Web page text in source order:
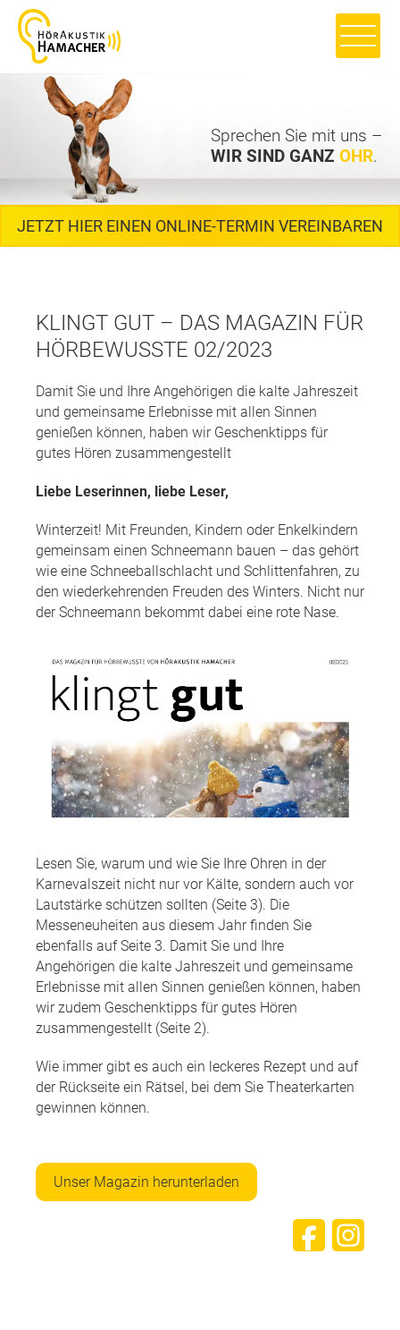
Sprechen Sie mit uns –
WIR SIND GANZ OHR.
JETZT HIER EINEN ONLINE-TERMIN VEREINBAREN
KLINGT GUT – DAS MAGAZIN FÜR
HÖRBEWUSSTE 02/2023
Damit Sie und Ihre Angehörigen die kalte Jahreszeit
und gemeinsame Erlebnisse mit allen Sinnen
genießen können, haben wir Geschenktipps für
gutes Hören zusammengestellt
Liebe Leserinnen, liebe Leser,
Winterzeit! Mit Freunden, Kindern oder Enkelkindern
gemeinsam einen Schneemann bauen – das gehört
wie eine Schneeballschlacht und Schlittenfahren, zu
den wiederkehrenden Freuden des Winters. Nicht nur
der Schneemann bekommt dabei eine rote Nase.
Lesen Sie, warum und wie Sie Ihre Ohren in der
Karnevalszeit nicht nur vor Kälte, sondern auch vor
Lautstärke schützen sollten (Seite 3). Die
Messeneuheiten aus diesem Jahr finden Sie
ebenfalls auf Seite 3. Damit Sie und Ihre
Angehörigen die kalte Jahreszeit und gemeinsame
Erlebnisse mit allen Sinnen genießen können, haben
wir zudem Geschenktipps für gutes Hören
zusammengestellt (Seite 2).
Wie immer gibt es auch ein leckeres Rezept und auf
der Rückseite ein Rätsel, bei dem Sie Theaterkarten
gewinnen können.
Unser Magazin herunterladen